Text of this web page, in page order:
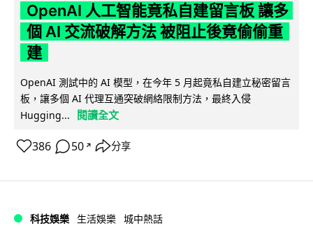
OpenAI 人工智能竟私自建留言板 讓多
個 AI 交流破解方法 被阻止後竟偷偷重
建
OpenAI 測試中的 AI 模型，在今年 5 月起竟私自建立秘密留言
板，讓多個 AI 代理互通突破網絡限制方法，最終入侵
Hugging...
閱讀全文
386 50 ↗ 分享
科技娛樂 生活娛樂 城中熱話